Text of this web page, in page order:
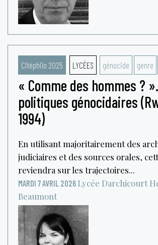
Citéphilo 2025 LYCÉES génocide genre
« Comme des hommes ?
politiques génocidaires
1994)
En utilisant majoritairement des
judiciaires et des sources orales,
reviendra sur les trajectoires...
MARDI 7 AVRIL 2026 Lycée Darchicourt
Beaumont